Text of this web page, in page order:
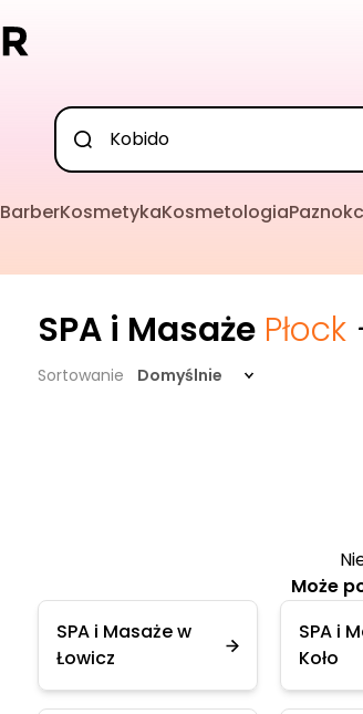
BarberKosmetykaKosmetologia
SPA i Masaże Płock
Sortowanie Domyślnie
Może
SPA i Masaże w
Łowicz
SPA i
Koło